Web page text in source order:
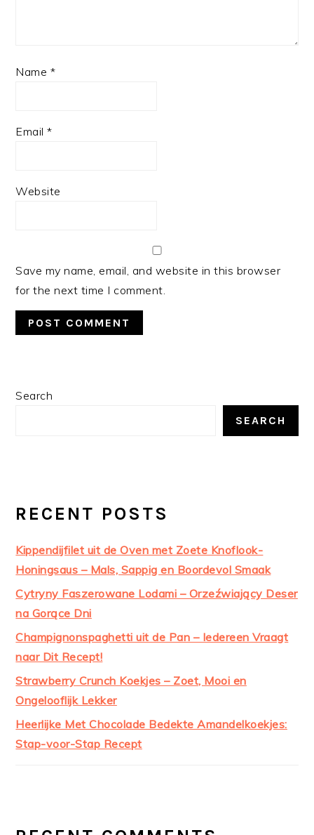
Name *
Email*
Website
Save my name, email, and website in this browser
for the next time I comment.
PRIMARY
Search
SEARCH
RECENT POSTS
Kippendijfilet uit de Oven met Zoete Knoflook-
Honingsaus – Mals, Sappig en Boordevol Smaak
Cytryny Faszerowane Lodami – Orzeźwiający Deser
na Gorące Dni
Champignonspaghetti uit de Pan – Iedereen Vraagt
naar Dit Recept!
Strawberry Crunch Koekjes – Zoet, Mooi en
Ongelooflijk Lekker
Heerlijke Met Chocolade Bedekte Amandelkoekjes:
Stap-voor-Stap Recept